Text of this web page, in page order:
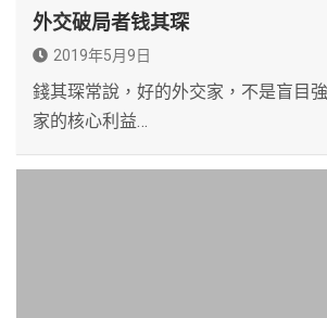
外交破局者钱其琛
2019年5月9日
錢其琛常說，好的外交家，不是盲目
家的核心利益…